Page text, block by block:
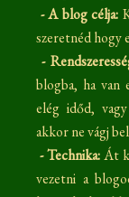
- A blog célja:
szeretnéd hogy
-
blogba, ha van
elég időd,
akkor ne vágj
- Technika:Át
vezetni a